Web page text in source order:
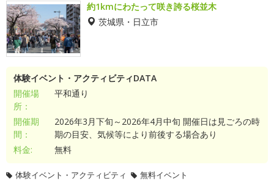
約1kmにわたって咲き誇る桜並木
茨城県・日立市
体験イベント・アクティビティDATA
開催場
所：
平和通り
開催期
間：
2026年3月下旬～2026年4月中旬 開催日は見ごろの時
期の目安、気候等により前後する場合あり
料金:
無料
体験イベント・アクティビティ 無料イベント